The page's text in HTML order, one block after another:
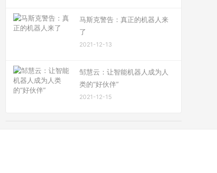
马斯克警告：真正的机器人来
了
2021-12-13
邹慧云：让智能机器人成为人
类的“好伙伴”
2021-12-15